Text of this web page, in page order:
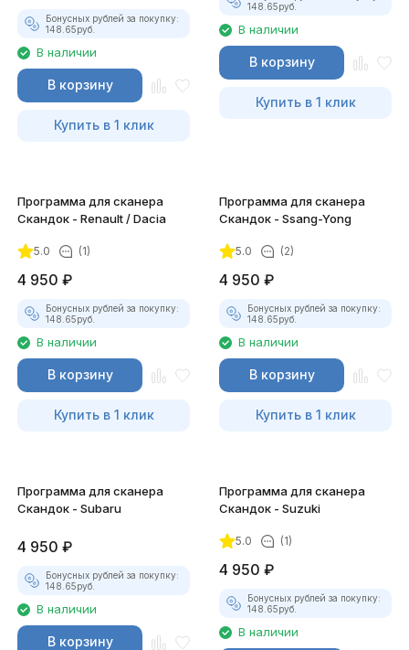
Бонусных рублей за покупку:
148.65руб.
В наличии
В корзину
Купить в 1 клик
148.65руб.
В наличии
В корзину
Купить в 1 клик
Программа для сканера
Скандок - Renault / Dacia
5.0 (1)
4 950 ₽
Бонусных рублей за покупку:
148.65руб.
В наличии
В корзину
Купить в 1 клик
Программа для сканера
Скандок - Ssang-Yong
5.0 (2)
4 950 ₽
Бонусных рублей за покупку:
148.65руб.
В наличии
В корзину
Купить в 1 клик
Программа для сканера
Скандок - Subaru
4 950 ₽
Бонусных рублей за покупку:
148.65руб.
В наличии
В корзину
Программа для сканера
Скандок - Suzuki
5.0 (1)
4 950 ₽
Бонусных рублей за покупку:
148.65руб.
В наличии